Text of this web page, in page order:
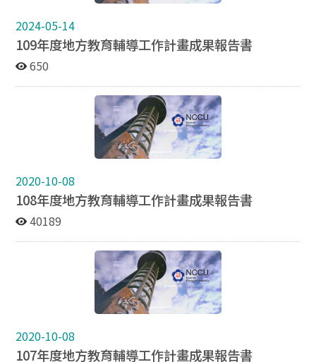
2024-05-14
109年度地方教育輔導工作計畫成果報告書
650
2020-10-08
108年度地方教育輔導工作計畫成果報告書
40189
2020-10-08
107年度地方教育輔導工作計畫成果報告書